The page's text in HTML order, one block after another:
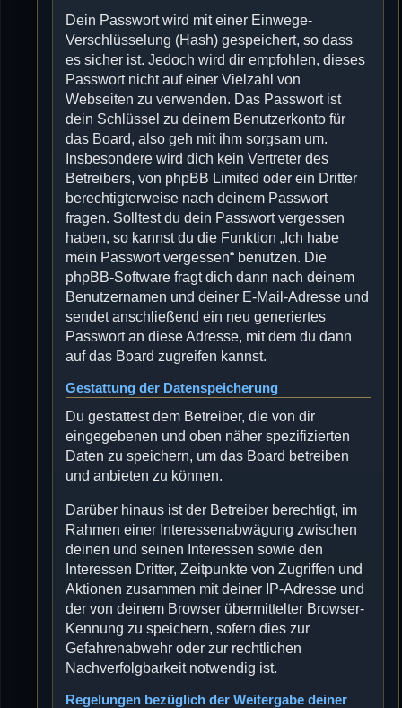
Dein Passwort wird mit einer Einwege-
Verschlüsselung (Hash) gespeichert, so dass
es sicher ist. Jedoch wird dir empfohlen, dieses
Passwort nicht auf einer Vielzahl von
Webseiten zu verwenden. Das Passwort ist
dein Schlüssel zu deinem Benutzerkonto für
das Board, also geh mit ihm sorgsam um.
Insbesondere wird dich kein Vertreter des
Betreibers, von phpBB Limited oder ein Dritter
berechtigterweise nach deinem Passwort
fragen. Solltest du dein Passwort vergessen
haben, so kannst du die Funktion „Ich habe
mein Passwort vergessen“ benutzen. Die
phpBB-Software fragt dich dann nach deinem
Benutzernamen und deiner E-Mail-Adresse und
sendet anschließend ein neu generiertes
Passwort an diese Adresse, mit dem du dann
auf das Board zugreifen kannst.
Gestattung der Datenspeicherung
Du gestattest dem Betreiber, die von dir
eingegebenen und oben näher spezifizierten
Daten zu speichern, um das Board betreiben
und anbieten zu können.
Darüber hinaus ist der Betreiber berechtigt, im
Rahmen einer Interessenabwägung zwischen
deinen und seinen Interessen sowie den
Interessen Dritter, Zeitpunkte von Zugriffen und
Aktionen zusammen mit deiner IP-Adresse und
der von deinem Browser übermittelter Browser-
Kennung zu speichern, sofern dies zur
Gefahrenabwehr oder zur rechtlichen
Nachverfolgbarkeit notwendig ist.
Regelungen bezüglich der Weitergabe deiner